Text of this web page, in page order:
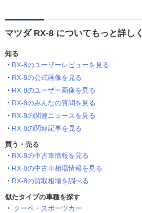
マツダ RX-8 についてもっと詳しく
知る
RX-8のユーザーレビューを見る
RX-8の公式画像を見る
RX-8のユーザー画像を見る
RX-8のみんなの質問を見る
RX-8の関連ニュースを見る
RX-8の関連記事を見る
買う・売る
RX-8の中古車情報を見る
RX-8の中古車相場情報を見る
RX-8の買取相場を調べる
似たタイプの車種を探す
クーペ・スポーツカー